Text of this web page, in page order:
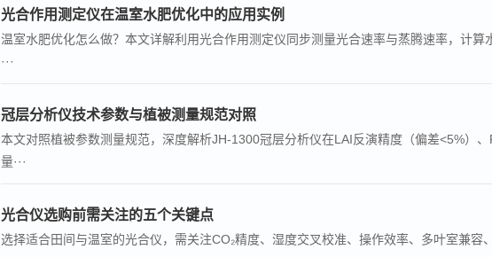
光合作用测定仪在温室水肥优化中的应用实例
温室水肥优化怎么做？本文详解利用光合作用测定仪同步测量光合速率与蒸腾速率，计算
···
冠层分析仪技术参数与植被测量规范对照
本文对照植被参数测量规范，深度解析JH-1300冠层分析仪在LAI反演精度（偏差<5%）、
量···
光合仪选购前需关注的五个关键点
选择适合田间与温室的光合仪，需关注CO₂精度、湿度交叉校准、操作效率、多叶室兼容、